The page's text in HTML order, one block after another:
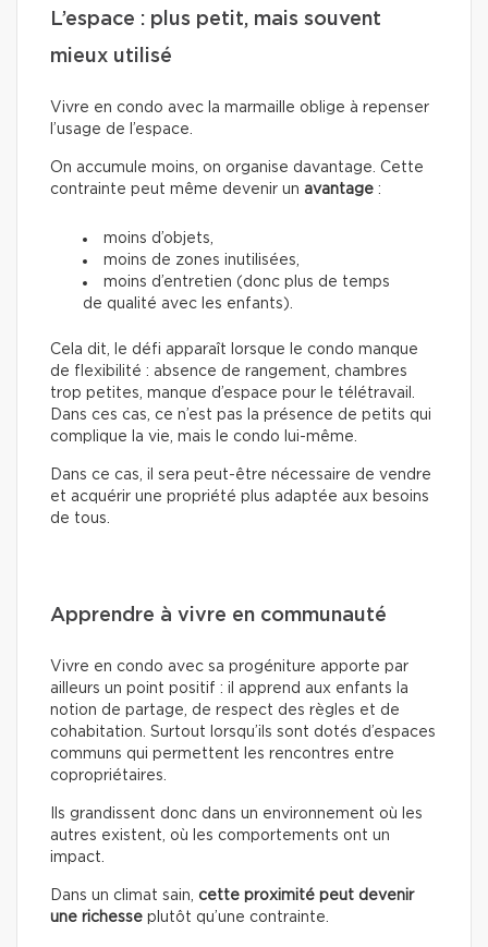
L’espace : plus petit, mais souvent
mieux utilisé
Vivre en condo avec la marmaille oblige à repenser
l’usage de l’espace.
On accumule moins, on organise davantage. Cette
contrainte peut même devenir un avantage :
moins d’objets,
moins de zones inutilisées,
moins d’entretien (donc plus de temps
de qualité avec les enfants).
Cela dit, le défi apparaît lorsque le condo manque
de flexibilité : absence de rangement, chambres
trop petites, manque d’espace pour le télétravail.
Dans ces cas, ce n’est pas la présence de petits qui
complique la vie, mais le condo lui-même.
Dans ce cas, il sera peut-être nécessaire de vendre
et acquérir une propriété plus adaptée aux besoins
de tous.
Apprendre à vivre en communauté
Vivre en condo avec sa progéniture apporte par
ailleurs un point positif : il apprend aux enfants la
notion de partage, de respect des règles et de
cohabitation. Surtout lorsqu’ils sont dotés d’espaces
communs qui permettent les rencontres entre
copropriétaires.
Ils grandissent donc dans un environnement où les
autres existent, où les comportements ont un
impact.
Dans un climat sain, cette proximité peut devenir
une richesse plutôt qu’une contrainte.